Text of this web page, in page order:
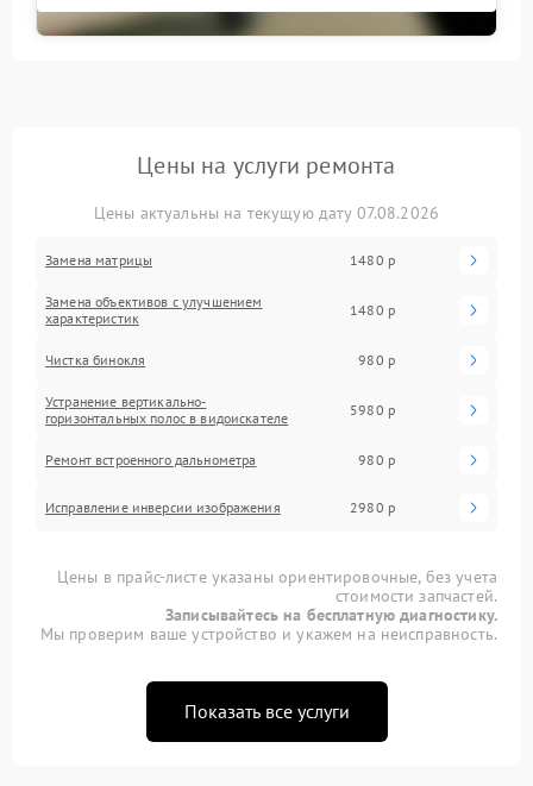
Цены на услуги ремонта
Цены актуальны на текущую дату 07.08.2026
Замена матрицы 1480 р
Замена объективов с улучшением
характеристик
1480 р
Чистка бинокля 980 р
Устранение вертикально-
горизонтальных полос в видоискателе
5980 р
Ремонт встроенного дальнометра 980 р
Исправление инверсии изображения 2980 р
Цены в прайс-листе указаны ориентировочные, без учета
стоимости запчастей.
Записывайтесь на бесплатную диагностику.
Мы проверим ваше устройство и укажем на неисправность.
Показать все услуги